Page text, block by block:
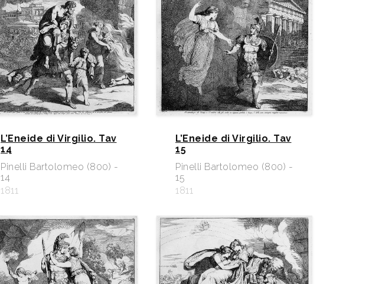
L’Eneide di Virgilio. Tav
14
Pinelli Bartolomeo (800) -
14
1811
L’Eneide di Virgilio. Tav
15
Pinelli Bartolomeo (800) -
15
1811